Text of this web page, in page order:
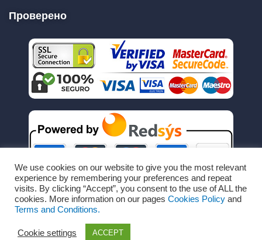
Проверено
We use cookies on our website to give you the most relevant
experience by remembering your preferences and repeat
visits. By clicking “Accept”, you consent to the use of ALL the
cookies. More information on our pages Cookies Policy and
Terms and Conditions.
Cookie settings ACCEPT